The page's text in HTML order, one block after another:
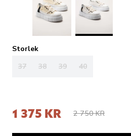
Storlek
37
38 39 40
1 375 KR 2 750 KR